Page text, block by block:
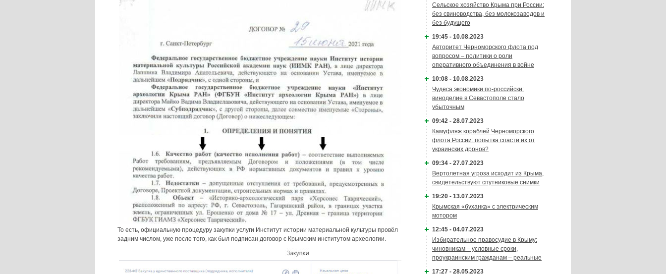
То есть, официальную процедуру закупки услуги Институт истории материальной культуры провёл
задним числом, уже после того, как был подписан договор с Крымским институтом археологии.
Сельское хозяйство Крыма при России:
без свиноводства, без молокозаводов и
без будущего
19:45 - 10.08.2023
Авторитет Черноморского флота под
вопросом – политики о роли
оперативного объединения в войне
10:08 - 10.08.2023
Чудеса экономики по-российски:
виноделие в Севастополе стало
убыточным
09:42 - 28.07.2023
Камуфляж кораблей Черноморского
флота России: попытка спасти их от
украинских дронов?
09:34 - 27.07.2023
Вертолетная угроза исходит из Крыма,
свидетельствуют спутниковые снимки
19:20 - 13.07.2023
Крымская «буханка» с электрическим
мотором
12:45 - 04.07.2023
Избирательное правосудие в Крыму:
чиновникам – условные сроки,
проукраинским гражданам – реальные
17:27 - 28.05.2023